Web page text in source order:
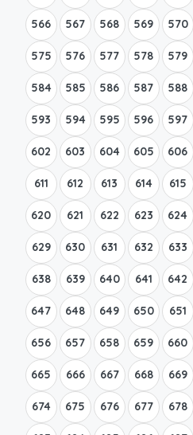
566 567 568 569 570
575 576 577 578 579
584 585 586 587 588
593 594 595 596 597
602 603 604 605 606
611 612 613 614 615
620 621 622 623 624
629 630 631 632 633
638 639 640 641 642
647 648 649 650 651
656 657 658 659 660
665 666 667 668 669
674 675 676 677 678